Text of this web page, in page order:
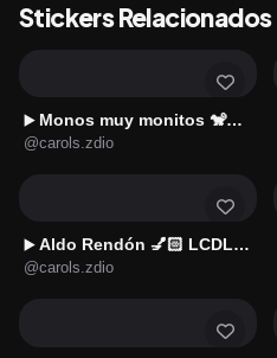
Stickers Relacionados
▶️ Monos muy monitos 🐒🐵🐒2️⃣
@carols.zdio
▶️ Aldo Rendón 💅🏻 LCDLFMX⭐🇲🇽
@carols.zdio